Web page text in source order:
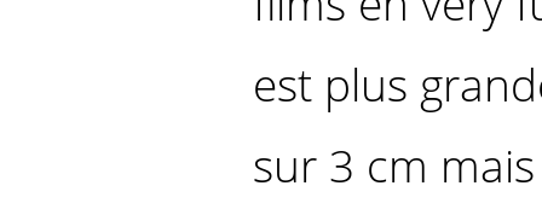
est plus
sur 3 cm